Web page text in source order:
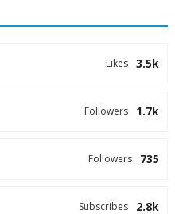
3.5k
Likes
1.7k
Followers
735
Followers
2.8k
Subscribes